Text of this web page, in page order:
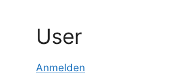
User
Anmelden